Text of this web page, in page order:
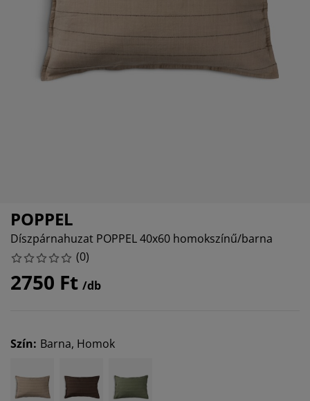
bútorok
és kiegészítők
világítás
POPPEL
Díszpárnahuzat POPPEL 40x60 homokszínű/barna
(0)
2750 Ft /db
Szín: Barna, Homok